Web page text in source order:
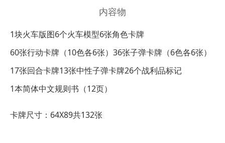
内容物
1块火车版图6个火车模型6张角色卡牌
60张行动卡牌（10色各6张） 36张子弹卡牌（6色各6张）
17张回合卡牌13张中性子弹卡牌26个战利品标记
1本简体中文规则书（12页）
卡牌尺寸：64X89共132张